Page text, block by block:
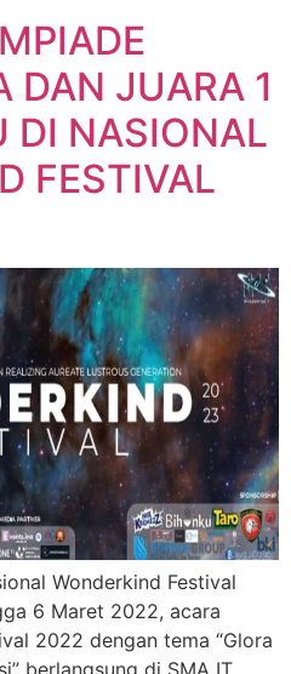
DAN JUARA 1
DI NASIONAL
FESTIVAL
Wonderkind Festival
6 Maret 2022, acara
2022 dengan tema “Glora
berlangsung di SMA IT